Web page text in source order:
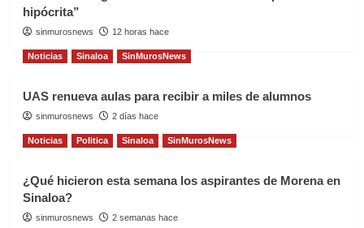
hipócrita”
sinmurosnews 12 horas hace
Noticias Sinaloa SinMurosNews
UAS renueva aulas para recibir a miles de alumnos
sinmurosnews 2 días hace
Noticias Politica Sinaloa SinMurosNews
¿Qué hicieron esta semana los aspirantes de Morena en
Sinaloa?
sinmurosnews 2 semanas hace